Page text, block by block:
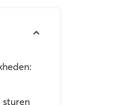
sturen